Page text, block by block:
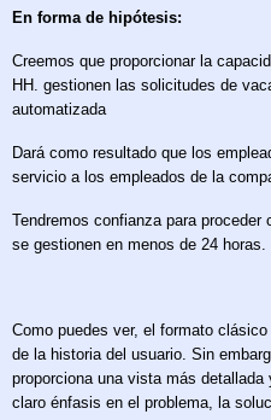
En forma de hipótesis:
Creemos que proporcionar la
HH. gestionen las solicitudes de
automatizada
Dará como resultado que los
servicio a los empleados de la
Tendremos confianza para
se gestionen en menos de 24 horas.
Como puedes ver, el formato
de la historia del usuario. Sin
proporciona una vista más
claro énfasis en el problema, la